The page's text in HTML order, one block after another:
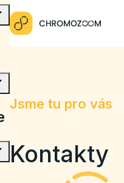
Jsme tu pro vás
Kontakty